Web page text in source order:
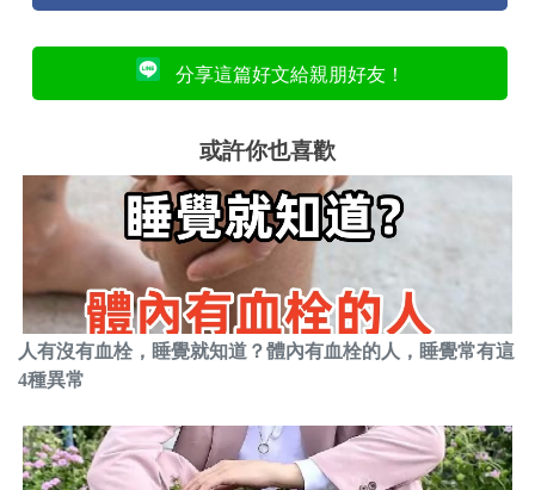
分享這篇好文給親朋好友！
或許你也喜歡
人有沒有血栓，睡覺就知道？體內有血栓的人，睡覺常有這
4種異常